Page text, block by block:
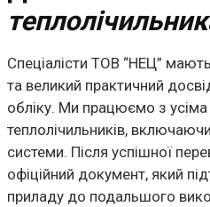
Спеціалісти ТОВ “НЕЦ”
та великий практичний
обліку. Ми працюємо з
теплолічильників,
системи. Після успішної
офіційний документ, який
приладу до подальшого